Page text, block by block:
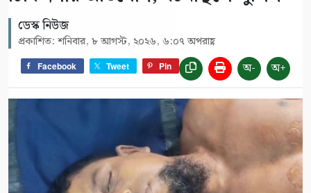
ডেস্ক নিউজ
প্রকাশিত: শনিবার, ৮ আগস্ট, ২০২৬, ৬:০৭ অপরাহ্ণ
Facebook Tweet Pin অ- অ+